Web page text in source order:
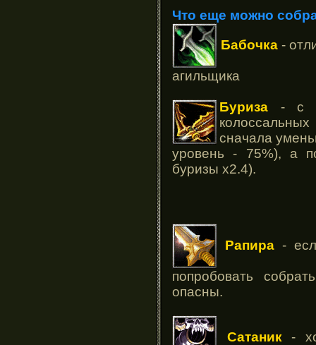
Что еще можно
Бабочка -
агильщика
Буриза - с
сначала
уровень - 75%), а
буризы х2.4).
Рапира-
попробовать
опасны.
Сатаник-